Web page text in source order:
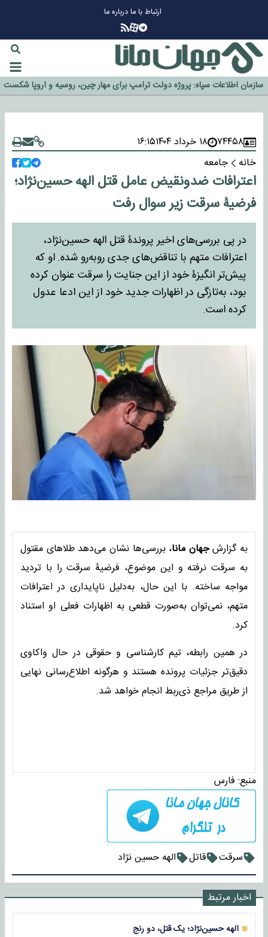
ارتباط با مادرباره ما
گزینه جدایی اوسمار روی میز مدیران پرسپولیس
آیا رئیس جمهور آمریکا قانون را دور می‌زند؟
اخراج رسمی چهره نامدار از پرسپولیس
سازمان اطلاعات سپاه: پروژه دولت ترامپ برای مهار چین، روسیه و اروپا شکست
خورد
۷۴۴۵۸ ۱۸ خرداد ۱۴۰۴
۱۶:۱۵
خانه
جامعه
اعترافات ضدونقیض عامل قتل الهه حسین‌نژاد؛
فرضیۀ سرقت زیر سوال رفت
در پی بررسی‌های اخیر پروندۀ قتل الهه حسین‌نژاد،
اعترافات متهم با تناقض‌های جدی روبه‌رو شده. او که
پیش‌تر انگیزۀ خود از این جنایت را سرقت عنوان کرده
بود، به‌تازگی در اظهارات جدید خود از این ادعا عدول
کرده است.
به گزارشجهان مانا، بررسی‌ها نشان می‌دهد طلاهای مقتول
به سرقت نرفته و این موضوع، فرضیۀ سرقت را با تردید
مواجه ساخته. با این حال، به‌دلیل ناپایداری در اعترافات
متهم، نمی‌توان به‌صورت قطعی به اظهارات فعلی او استناد
کرد.
در همین رابطه، تیم کارشناسی و حقوقی در حال واکاوی
دقیق‌تر جزئیات پرونده هستند و هرگونه اطلاع‌رسانی نهایی
از طریق مراجع ذی‌ربط انجام خواهد شد.
منبع: فارس
سرقت قاتل الهه حسین نژاد
اخبار مرتبط
الهه حسین‌نژاد؛ یک قتل، دو رنج